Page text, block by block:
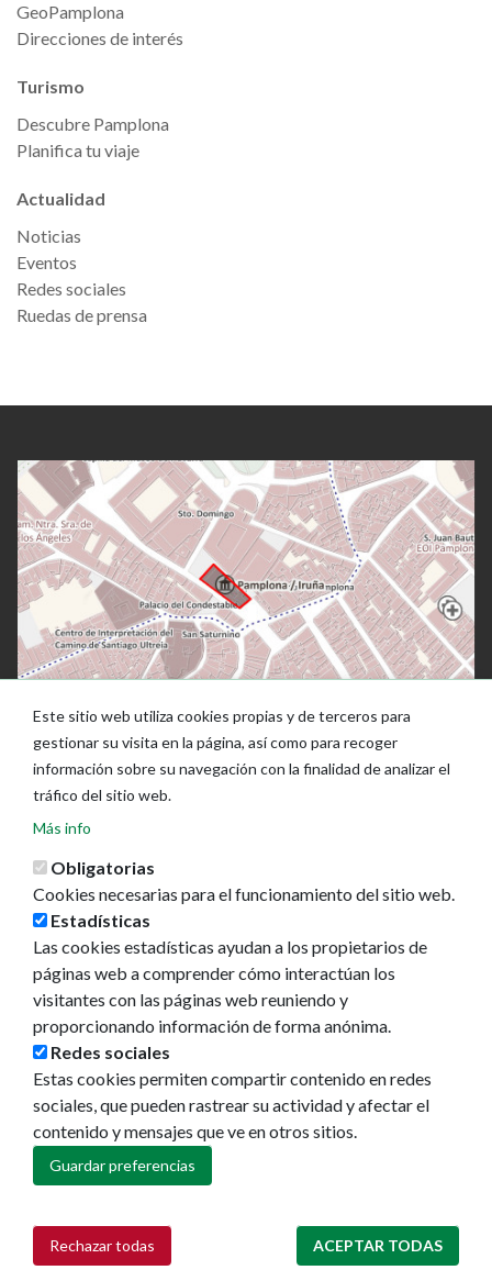
GeoPamplona
Direcciones de interés
Turismo
Descubre Pamplona
Planifica tu viaje
Actualidad
Noticias
Eventos
Redes sociales
Ruedas de prensa
Ayuntamiento de Pamplona
Plaza Consistorial, s/n
31001 - Pamplona
948 420 100
pamplona@pamplona.es
Footer
menu
Aviso legal
Política de cookies
Política de privacidad
Accesibilidad
Este sitio web utiliza cookies propias y de terceros para
gestionar su visita en la página, así como para recoger
información sobre su navegación con la finalidad de analizar el
tráfico del sitio web.
Más info
Obligatorias
Cookies necesarias para el funcionamiento del sitio web.
Estadísticas
Las cookies estadísticas ayudan a los propietarios de
páginas web a comprender cómo interactúan los
visitantes con las páginas web reuniendo y
proporcionando información de forma anónima.
Redes sociales
Estas cookies permiten compartir contenido en redes
sociales, que pueden rastrear su actividad y afectar el
contenido y mensajes que ve en otros sitios.
Guardar preferencias
Rechazar todas ACEPTAR TODAS
Retirar consentimiento